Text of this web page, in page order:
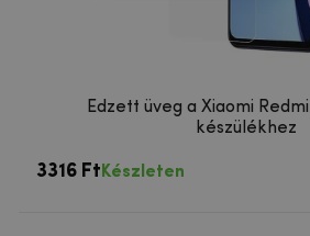
Edzett üveg a Xiaomi
készülékhez
3316 Ft Készleten